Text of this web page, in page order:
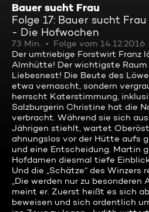
Bauer sucht Frau
Folge 17: Bauer sucht
- Die Hofwochen
73 Min. Folge vom 14.12.2016
Der umtriebige Forstwirt Franz
Almhütte! Der wichtigste Raum
Liebesnest! Die Beute des
etwa vernascht, sondern
herrscht Katerstimmung,
Salzburgerin Christine hat die
verbracht. Während sie sich
Jährigen stiehlt, wartet
ahnungslos vor der Hütte aufs
und eine Entscheidung. Martin
Hofdamen diesmal tiefe
Und die „Schätze“ des Winzers
„Die werden nur zu besonderen
meint er. Zuerst heißt es sich
beweisen und sich ordentlich